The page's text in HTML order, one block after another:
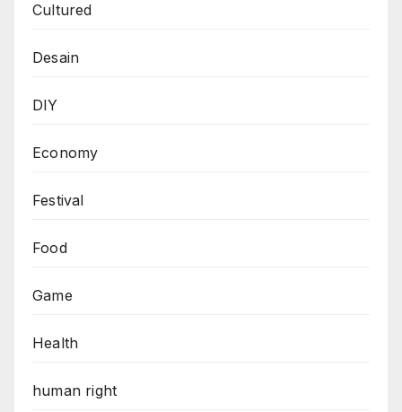
Cultured
Desain
DIY
Economy
Festival
Food
Game
Health
human right